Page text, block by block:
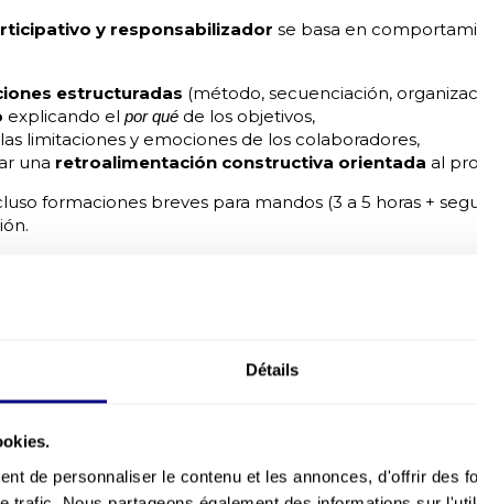
Détails
de personnaliser le contenu et les annonces, d'offrir des
y responsabilizador se basa en
estructuradas (método, secuenciación,
explicando el por qué de los objetivos,
las limitaciones y emociones de los colaboradores,
una retroalimentación constructiva orientada al
formaciones breves para mandos (3 a 5 horas +
en las decisiones estratégicasde la unidad.
innovación
creativas
, mejorando tanto la
seguridad como